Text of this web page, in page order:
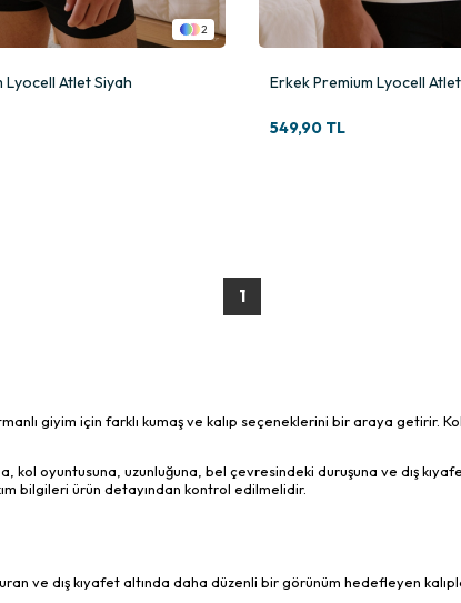
2
Lyocell Atlet Siyah Erkek Premium Lyocell
549,90 TL
1
giyim için farklı kumaş ve kalıp seçeneklerini bir araya getirir.
kol oyuntusuna, uzunluğuna, bel çevresindeki duruşuna ve dış
bilgileri ürün detayından kontrol edilmelidir.
ve dış kıyafet altında daha düzenli bir görünüm hedefleyen